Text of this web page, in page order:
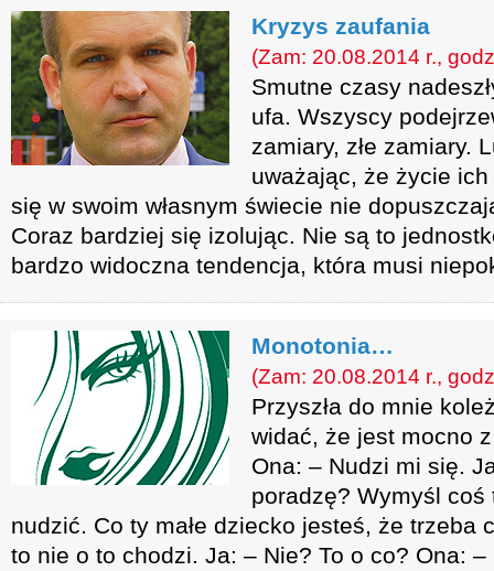
Kryzys zaufania
(Zam: 20.08.2014 r.,
Smutne czasy
ufa. Wszyscy
zamiary, złe zamiary.
uważając, że życie
się w swoim własnym świecie nie
Coraz bardziej się izolując. Nie są to
bardzo widoczna tendencja, która musi
Monotonia…
(Zam: 20.08.2014 r.,
Przyszła do mnie
widać, że jest mocno
Ona: – Nudzi mi się.
poradzę? Wymyśl
nudzić. Co ty małe dziecko jesteś, że trzeba
to nie o to chodzi. Ja: – Nie? To o co? Ona: